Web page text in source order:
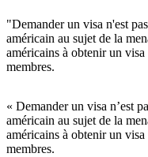
"Demander un visa n'est
américain au sujet de la
américains à obtenir un
membres.
« Demander un visa n’est
américain au sujet de la
américains à obtenir un
membres.